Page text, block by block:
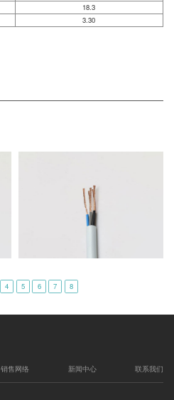
18.3
3.30
4 5 6 7 8
销售网络 新闻中心 联系我们